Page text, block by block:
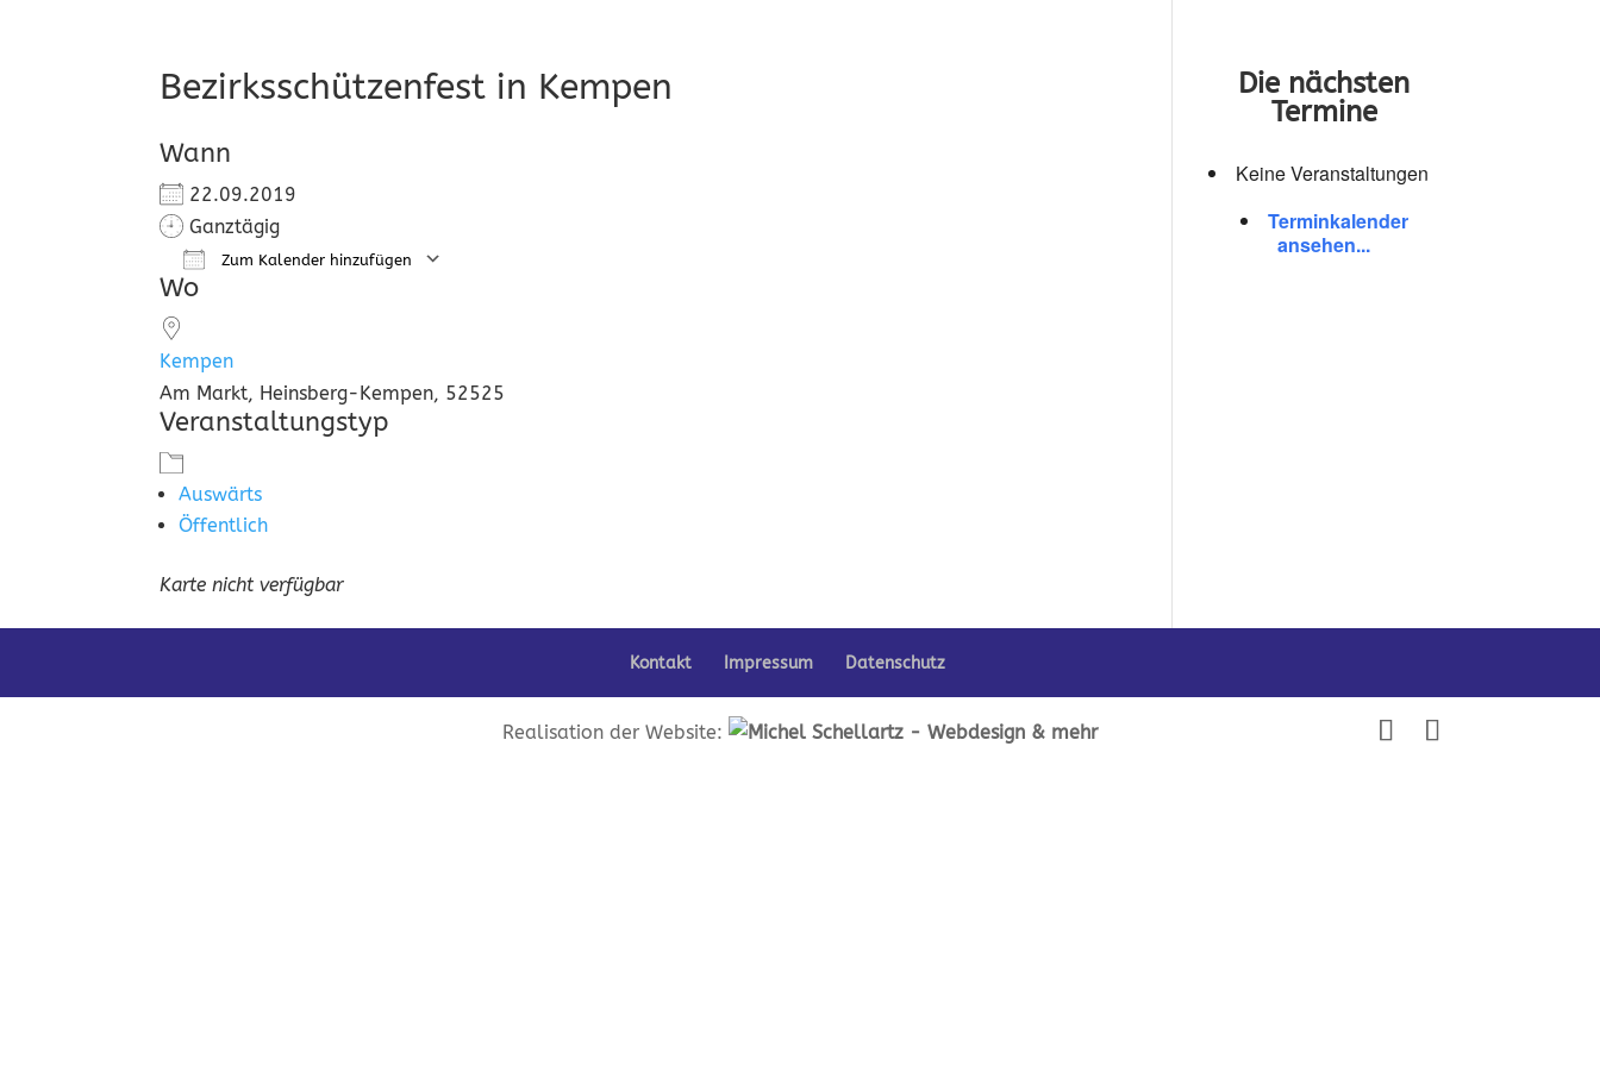
Bezirksschützenfest in Kempen
Wann
22.09.2019
Ganztägig
Zum Kalender hinzufügen
Wo
Kempen
Am Markt, Heinsberg-Kempen, 52525
Veranstaltungstyp
Auswärts
Öffentlich
Karte nicht verfügbar
Die nächsten
Termine
Keine Veranstaltungen
Terminkalender
ansehen...
Kontakt Impressum Datenschutz
Realisation der Website: